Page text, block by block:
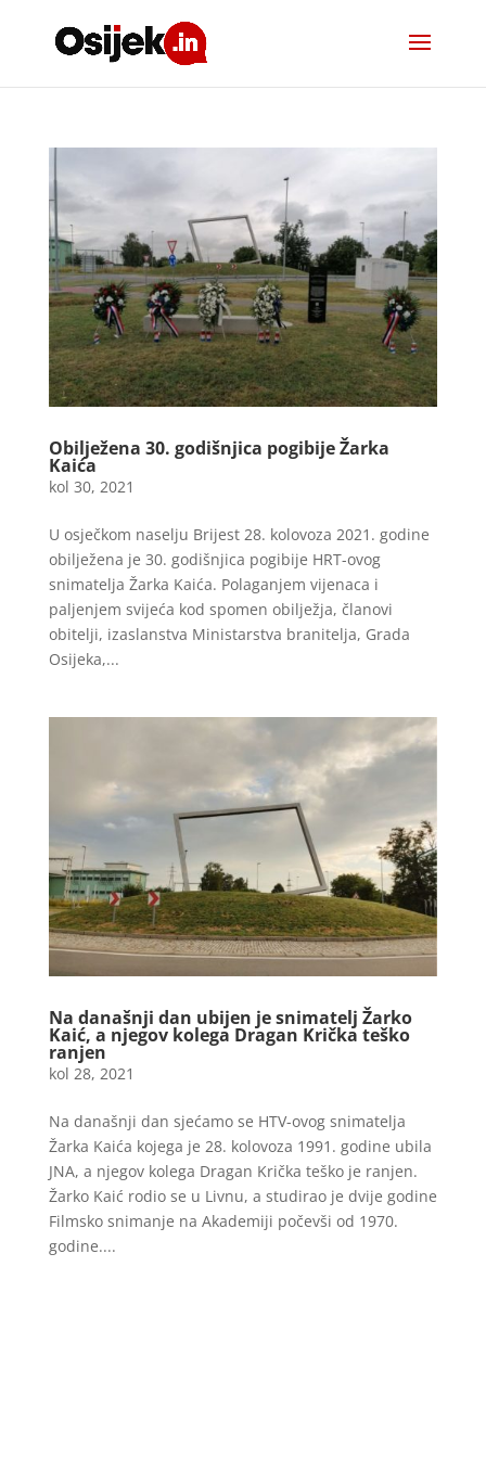
Obilježena 30. godišnjica pogibije Žarka
Kaića
kol 30, 2021
U osječkom naselju Brijest 28. kolovoza 2021. godine
obilježena je 30. godišnjica pogibije HRT-ovog
snimatelja Žarka Kaića. Polaganjem vijenaca i
paljenjem svijeća kod spomen obilježja, članovi
obitelji, izaslanstva Ministarstva branitelja, Grada
Osijeka,...
Na današnji dan ubijen je snimatelj Žarko
Kaić, a njegov kolega Dragan Krička teško
ranjen
kol 28, 2021
Na današnji dan sjećamo se HTV-ovog snimatelja
Žarka Kaića kojega je 28. kolovoza 1991. godine ubila
JNA, a njegov kolega Dragan Krička teško je ranjen.
Žarko Kaić rodio se u Livnu, a studirao je dvije godine
Filmsko snimanje na Akademiji počevši od 1970.
godine....